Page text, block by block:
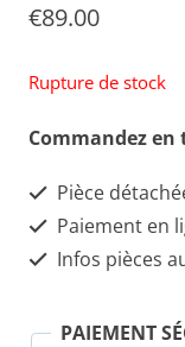
€89.00
Rupture de stock
Commandez
Pièce
Paiement en
Infos pièces
PAIEMENT